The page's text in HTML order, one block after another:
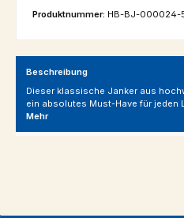
Produktnummer: HB-BJ-000024-
Beschreibung
Dieser klassische Janker aus
ein absolutes Must-Have für jeden
Mehr